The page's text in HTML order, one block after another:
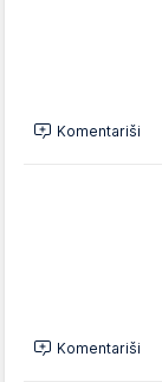
Komentariši
Komentariši